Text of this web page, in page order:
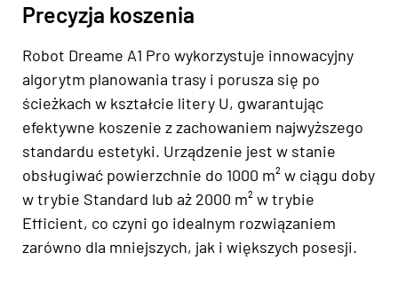
Precyzja koszenia
Robot Dreame A1 Pro wykorzystuje innowacyjny
algorytm planowania trasy i porusza się po
ścieżkach w kształcie litery U, gwarantując
efektywne koszenie z zachowaniem najwyższego
standardu estetyki. Urządzenie jest w stanie
obsługiwać powierzchnie do 1000 m² w ciągu doby
w trybie Standard lub aż 2000 m² w trybie
Efficient, co czyni go idealnym rozwiązaniem
zarówno dla mniejszych, jak i większych posesji.